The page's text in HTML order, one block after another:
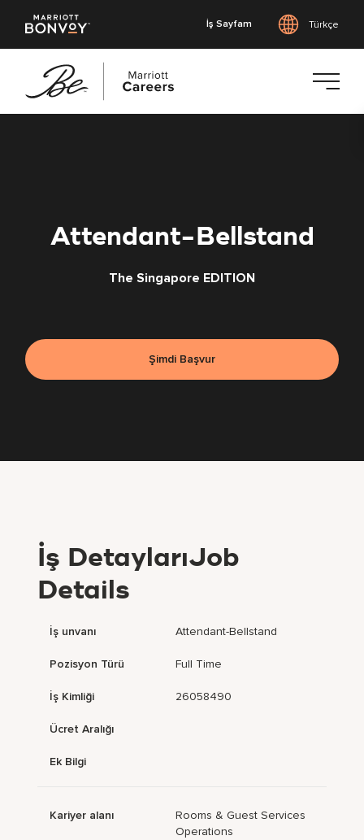
İş Sayfam Türkçe
Attendant-Bellstand
The Singapore EDITION
Şimdi Başvur
İş DetaylarıJob
Details
İş unvanı Attendant-Bellstand
Pozisyon Türü Full Time
İş Kimliği 26058490
Ücret Aralığı
Ek Bilgi
Kariyer alanı
Rooms & Guest Services
Operations